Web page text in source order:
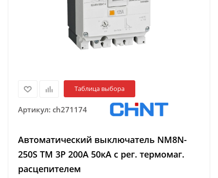
Таблица выбора
Артикул: ch271174
Автоматический выключатель NM8N-
250S TM 3P 200А 50кА с рег. термомаг.
расцепителем